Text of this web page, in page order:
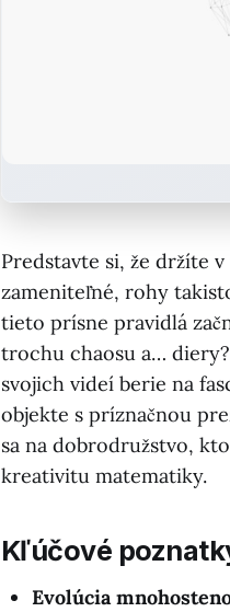
Predstavte si, že držíte
zameniteľné, rohy
tieto prísne pravidlá
trochu chaosu a…
svojich videí berie na
objekte s príznačnou
sa na dobrodružstvo,
kreativitu matematiky.
Kľúčové
Evolúcia